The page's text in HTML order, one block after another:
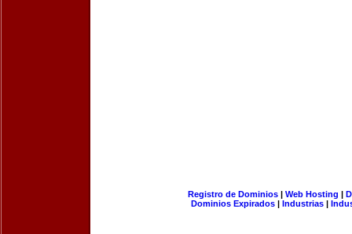
Registro de Dominios| Web Hosting |
Dominios Expirados | Industrias |